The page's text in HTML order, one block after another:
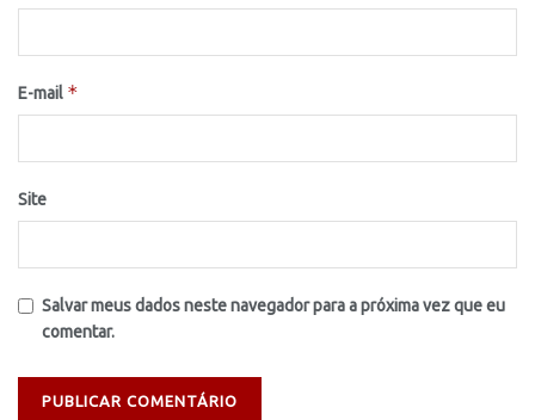
E-mail *
Site
Salvar meus dados neste navegador para a próxima vez que eu
comentar.